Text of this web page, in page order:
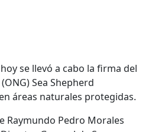
se llevó a cabo la firma del
Sea Shepherd
áreas naturales protegidas.
Raymundo Pedro Morales